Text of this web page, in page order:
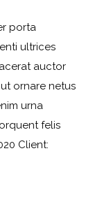
porta
ultrices
auctor
ornare netus
urna
felis
Client: